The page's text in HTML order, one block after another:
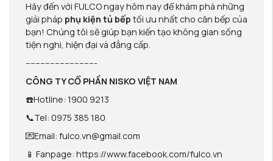
Hãy đến với FULCO ngay hôm nay để khám phá những
giải pháp phụ kiện tủ bếp tối ưu nhất cho căn bếp của
bạn! Chúng tôi sẽ giúp bạn kiến tạo không gian sống
tiện nghi, hiện đại và đẳng cấp.
-----------------------------
CÔNG TY CỔ PHẦN NISKO VIỆT NAM
☎️Hotline: 1900 9213
📞Tel: 0975 385 180
💌Email: fulco.vn@gmail.com
📱 Fanpage: https://www.facebook.com/fulco.vn